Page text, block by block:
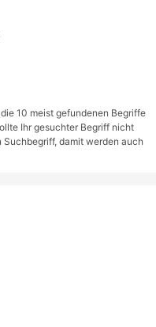
10 meist gefundenen Begriffe
Ihr gesuchter Begriff nicht
damit werden auch